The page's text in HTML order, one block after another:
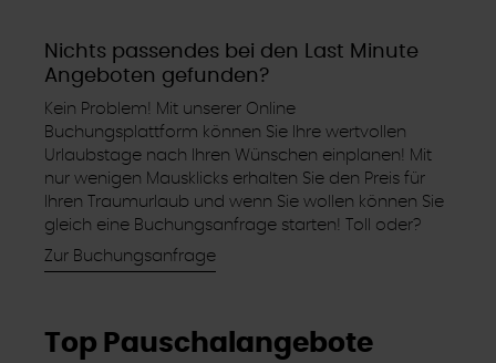
Nichts passendes bei den Last Minute
Angeboten gefunden?
Kein Problem! Mit unserer Online
Buchungsplattform können Sie Ihre wertvollen
Urlaubstage nach Ihren Wünschen einplanen! Mit
nur wenigen Mausklicks erhalten Sie den Preis für
Ihren Traumurlaub und wenn Sie wollen können Sie
gleich eine Buchungsanfrage starten! Toll oder?
Zur Buchungsanfrage
Top Pauschalangebote